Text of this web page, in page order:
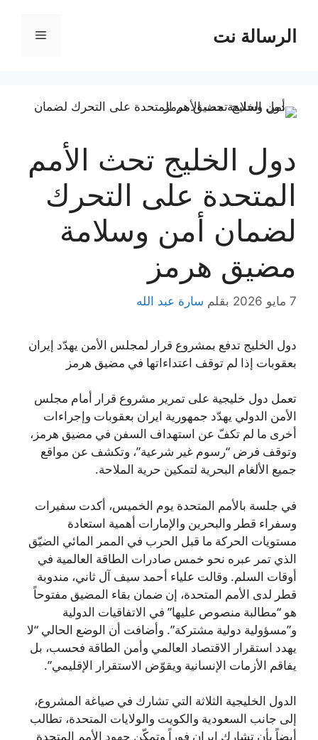
المحتوىالرسالة نت القائمة
دول الخليج تحث الأمم
المتحدة على التحرك
لضمان أمن وسلامة
مضيق هرمز
7 مايو 2026 بقلم سارة عبد الله
دول الخليج تدفع بمشروع قرار لمجلس الأمن يهدّد إيران
بعقوبات إذا لم توقف اعتداءاتها في مضيق هرمز
تعمل دول خليجية على تمرير مشروع قرار أمام مجلس
الأمن الدولي يهدّد جمهورية ايران بعقوبات وإجراءات
أخرى ما لم تكفّ عن استهداف السفن في مضيق هرمز،
وتوقف فرض “رسوم غير شرعية”، وتكشف عن مواقع
جميع الألغام البحرية لتمكين حرية الملاحة.
في جلسة بالأمم المتحدة يوم الخميس، أكدت سفيرات
وسفراء قطر والبحرين والإمارات أهمية استعادة
مستويات الحركة ما قبل الحرب في الممر المائي الضيّق
الذي تمر عبره نحو خمس صادرات الطاقة العالمية في
أوقات السلم. وقالت علياء أحمد سيف آل ثاني، مندوبة
قطر لدى الأمم المتحدة، إن ضمان بقاء المضيق مفتوحاً
هو “مطالبة منصوص عليها” في الاتفاقيات الدولية
و”مسؤولية دولية مشتركة”. وأضافت أن الوضع الحالي “لا
يهدد استقرار الاقتصاد العالمي وأمن الطاقة فحسب، بل
يفاقم الأزمات الإنسانية ويقوّض الاستقرار الإقليمي”.
الدول الخليجية الثلاثة التي تشارك في صياغة المشروع،
إلى جانب السعودية والكويت والولايات المتحدة، تطالب
أيضاً بأن تشارك ايران فوراً وتمكّن جهود الأمم المتحدة